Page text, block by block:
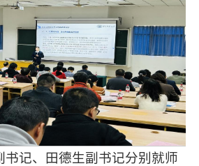
书记、田德生副书记分别就师